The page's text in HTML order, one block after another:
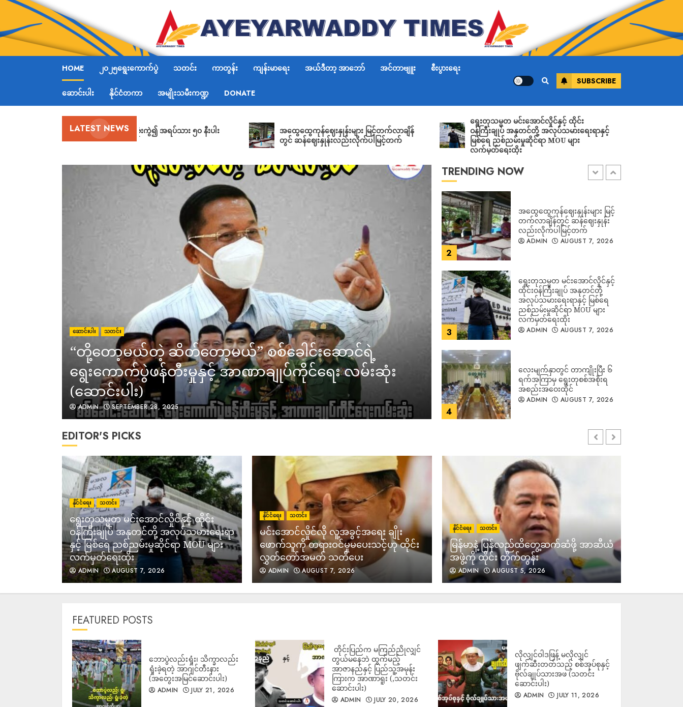
HOME ၂၀၂၅ရွေးကောက်ပွဲ သတင်း ကာတွန်း ကျန်းမာရေး အယ်ဒီတာ့ အာဘော် အင်တာဗျူး စီးပွားရေး
ဆောင်းပါး နိုင်ငံတကာ အမျိုးသမီးကဏ္ဍ DONATE
SUBSCRIBE
LATEST NEWS
ဟားခါးမြို့တွင် ဗုံးကွဲ၍ အရပ်သား ၅၀ နီးပါး
ဖမ်းဆီးစစ်ဆး
အထွေထွေကုန်ဈေးနှုန်းများ မြင့်တက်လာချိန်
တွင် ဆန်ဈေးနှုန်းလည်းလိုက်ပါမြင့်တက်
ရွေးတုသမ္မတ မင်းအောင်လှိုင်နှင့် ထိုင်း
ဝန်ကြီးချုပ် အနုတင်တို့ အလုပ်သမားရေးရာနှင့်
မြစ်ရေ ညစ်ညမ်းမှုဆိုင်ရာ MOU များ
လက်မှတ်ရေးထိုး
ဆောင်းပါး သတင်း
“တို့တော့မယ်တဲ့ ဆိတ်တော့မယ်” စစ်ခေါင်းဆောင်ရဲ့
ရွေးကောက်ပွဲဖန်တီးမှုနှင့် အာဏာချုပ်ကိုင်ရေး လမ်းဆုံး
(ဆောင်းပါး)
ADMIN SEPTEMBER 28, 2025
TRENDING NOW
ကြို့ပင်ကောက်တွင် ရွေးတု
အစိုးရစစ်တပ်က “မကြောက်ကြပါ
နဲ့” ဟု လိုက်လံစည်းရုံးနေ
ပြီး ပြည်သူများကို ပစ်သတ်၍ ၁ ဦး
သေဆုံးကာ ၆ ဦးဒဏ်ရာရ
1
ဟားခါးမြို့တွင် ဗုံးကွဲ၍ အရပ်သား
၅၀ နီးပါး ဖမ်းဆီးစစ်ဆး
2
အထွေထွေကုန်ဈေးနှုန်းများ မြင့်
တက်လာချိန်တွင် ဆန်ဈေးနှုန်း
လည်းလိုက်ပါမြင့်တက်
ADMIN AUGUST 7, 2026
3
ရွေးတုသမ္မတ မင်းအောင်လှိုင်နှင့်
ထိုင်းဝန်ကြီးချုပ် အနုတင်တို့
အလုပ်သမားရေးရာနှင့် မြစ်ရေ
ညစ်ညမ်းမှုဆိုင်ရာ MOU များ
လက်မှတ်ရေးထိုး
ADMIN AUGUST 7, 2026
4
လေးမျက်နှာတွင် တာကျိုးပြီး ၆
ရက်အကြာမှ ရွေးတုစစ်အစိုးရ
အစည်းအဝေးထိုင်
ADMIN AUGUST 7, 2026
ခြေထောက်ပြတ်၍ပြန်လာသည့်
စစ်သားဟောင်းက ပြည်သူ့စစ်မှု
ထမ်းအကြောင်းပြပြီး ကျောင်း
ကုန်းမြို့တွင် ငွေတောင်းနေ
ADMIN AUGUST 7, 2026
6
အသက်ဘေးစိုးရိမ်ရရင် ရိုဟင်ဂျာ
ဒုက္ခသည်တွေကို နေရပ်ပြန်မပို့ဘူး
လို့ မလေးရှား ပြော
ADMIN AUGUST 7, 2026
7
ကြို့ပင်ကောက်တွင် ရွေးတု
ADMIN AUGUST 7, 2026
ဟားခါးမြို့တွင် ဗုံးကွဲ၍ အရပ်သား
၅၀ နီးပါး ဖမ်းဆီးစစ်ဆး
EDITOR'S PICKS
နိုင်ငံရေး သတင်း
ရွေးတုသမ္မတ မင်းအောင်လှိုင်နှင့် ထိုင်း
ဝန်ကြီးချုပ် အနုတင်တို့ အလုပ်သမားရေးရာ
နှင့် မြစ်ရေ ညစ်ညမ်းမှုဆိုင်ရာ MOU များ
လက်မှတ်ရေးထိုး
ADMIN AUGUST 7, 2026
နိုင်ငံရေး သတင်း
မင်းအောင်လှိုင်လို လူ့အခွင့်အရေး ချိုး
ဖောက်သူကို တရားဝင်မှုမပေးသင့်ဟု ထိုင်း
လွှတ်တော်အမတ် သတိပေး
ADMIN AUGUST 7, 2026
နိုင်ငံရေး သတင်း
မြန်မာနဲ့ ပြန်လည်ထိတွေ့ဆက်ဆံဖို့ အာဆီယံ
အဖွဲ့ကို ထိုင်း တိုက်တွန်း
ADMIN AUGUST 5, 2026
FEATURED POSTS
ဘောပွဲလည်းရှုံး၊ သိက္ခာလည်း
ရှုံးခဲ့ရတဲ့ အာဂျင်တီးနား
(အတွေးအမြင်ဆောင်းပါး)
ADMIN JULY 21, 2026
‎ တိုင်းပြည်က မကြည်ညိုလျှင်
တွယ်မနေဘဲ ထွက်မည့်
အာဇာနည်နှင့် ပြည်သူ့အမုန်း
ကြားက အာဏာရူး (,သတင်း
ဆောင်းပါး)
ADMIN JULY 20, 2026
လိုလျှင်ဝါဒဖြန့် မလိုလျှင်
ဖျက်ဆီးတတ်သည့် စစ်အုပ်စုနှင့်
ဗိုလ်ချုပ်သားအဖ (သတင်း
ဆောင်းပါး)
ADMIN JULY 11, 2026